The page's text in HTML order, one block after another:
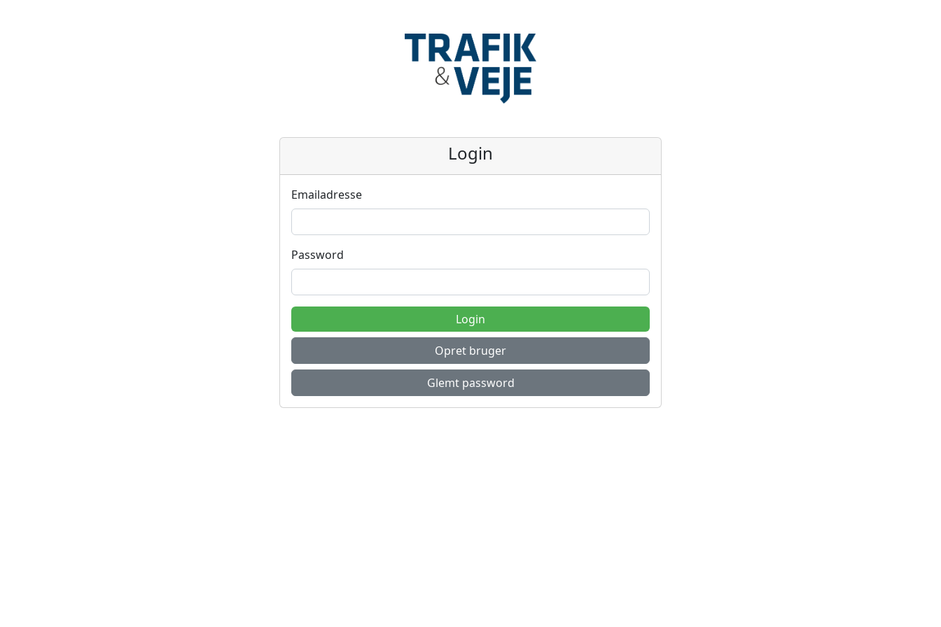
Login
Emailadresse
Password
Login
Opret bruger
Glemt password